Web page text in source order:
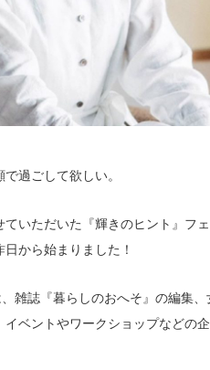
過ごして欲しい。
いただいた『輝きのヒント』フ
から始まりました！
雑誌『暮らしのおへそ』の編集
ベントやワークショップなどの